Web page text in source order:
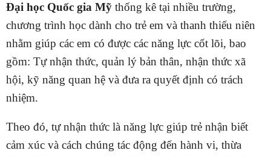
Đại học Quốc gia Mỹ thống kê tại nhiều trường,
chương trình học dành cho trẻ em và thanh thiếu niên
nhằm giúp các em có được các năng lực cốt lõi, bao
gồm: Tự nhận thức, quản lý bản thân, nhận thức xã
hội, kỹ năng quan hệ và đưa ra quyết định có trách
nhiệm.
Theo đó, tự nhận thức là năng lực giúp trẻ nhận biết
cảm xúc và cách chúng tác động đến hành vi, thừa